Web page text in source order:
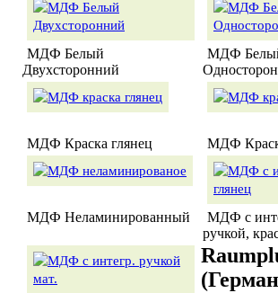
МДФ Белый
Двухсторонний
МДФ
МДФ Краска глянец МДФ
МДФ Неламинированный
МДФ с
ручкой,